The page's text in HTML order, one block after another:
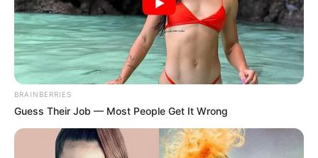
Shivers
BRAINBERRIES
BRAINBERRIES
Guess Their Job — Most People Get It Wrong